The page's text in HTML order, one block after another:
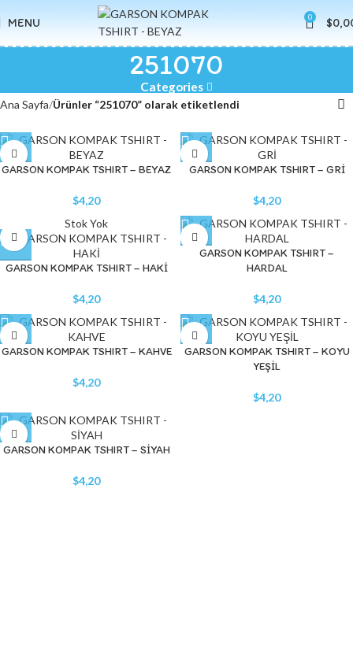
MENU 0 $
251070
Categories
Ana Sayfa Ürünler “251070” olarak etiketlendi
GARSON KOMPAK TSHIRT – BEYAZ
$4,20
GARSON KOMPAK TSHIRT – GRİ
$4,20
Stok Yok
GARSON KOMPAK TSHIRT – HAKİ
$4,20
GARSON KOMPAK TSHIRT –
HARDAL
$4,20
GARSON KOMPAK TSHIRT – KAHVE
$4,20
GARSON KOMPAK TSHIRT – KOYU
YEŞİL
$4,20
GARSON KOMPAK TSHIRT – SİYAH
$4,20